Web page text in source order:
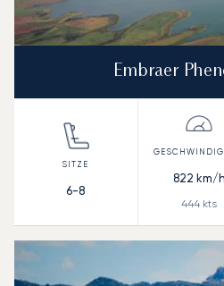
Embraer
6-8
822 km/h
444 kts